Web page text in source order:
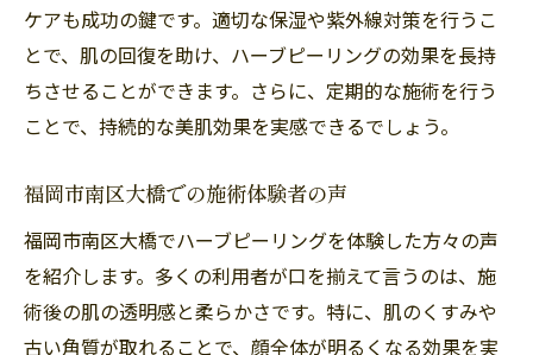
福岡市南区大橋でのハーブピーリングの成
功事例
継続的なケアで得られる長期的な効果
施術効果を高める日常のスキンケア方法
示す美肌への道
実際の施術体験者が語る効果と感想
ビフォーアフターで見る顕著な変化
施術後のライフスタイルの変化
ケアも成功の鍵です。適切な保湿や紫外線対策を行うこ
とで、肌の回復を助け、ハーブピーリングの効果を長持
ちさせることができます。さらに、定期的な施術を行う
ことで、持続的な美肌効果を実感できるでしょう。
福岡市南区大橋での施術体験者の声
福岡市南区大橋でハーブピーリングを体験した方々の声
を紹介します。多くの利用者が口を揃えて言うのは、施
術後の肌の透明感と柔らかさです。特に、肌のくすみや
古い角質が取れることで、顔全体が明るくなる効果を実